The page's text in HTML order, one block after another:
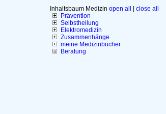
Inhaltsbaum Medizin open all
close all
Prävention
Selbstheilung
Elektromedizin
Zusammenhänge
meine Medizinbücher
Beratung